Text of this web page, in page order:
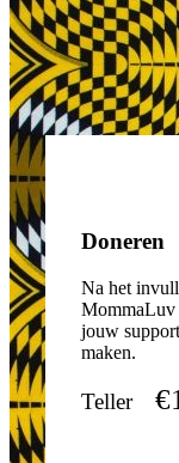
Doneren
Na het
MommaLuv
jouw
maken.
Teller